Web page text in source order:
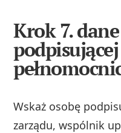
Krok 7.
Wskaż osobę
zarządu, wspólnik